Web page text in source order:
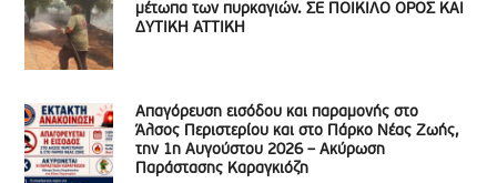
μέτωπα των πυρκαγιών. ΣΕ ΠΟΙΚΙΛΟ ΟΡΟΣ ΚΑΙ
ΔΥΤΙΚΗ ΑΤΤΙΚΗ
Απαγόρευση εισόδου και παραμονής στο
Άλσος Περιστερίου και στο Πάρκο Νέας Ζωής,
την 1η Αυγούστου 2026 – Ακύρωση
Παράστασης Καραγκιόζη